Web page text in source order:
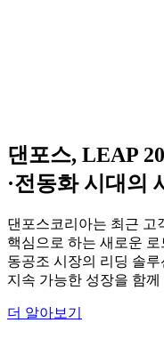
댄포스, LEAP
·전동화 시대의
댄포스코리아는 최근 고
핵심으로 하는 새로운
동공조 시장의 리딩 솔
지속 가능한 성장을 함
더 알아보기